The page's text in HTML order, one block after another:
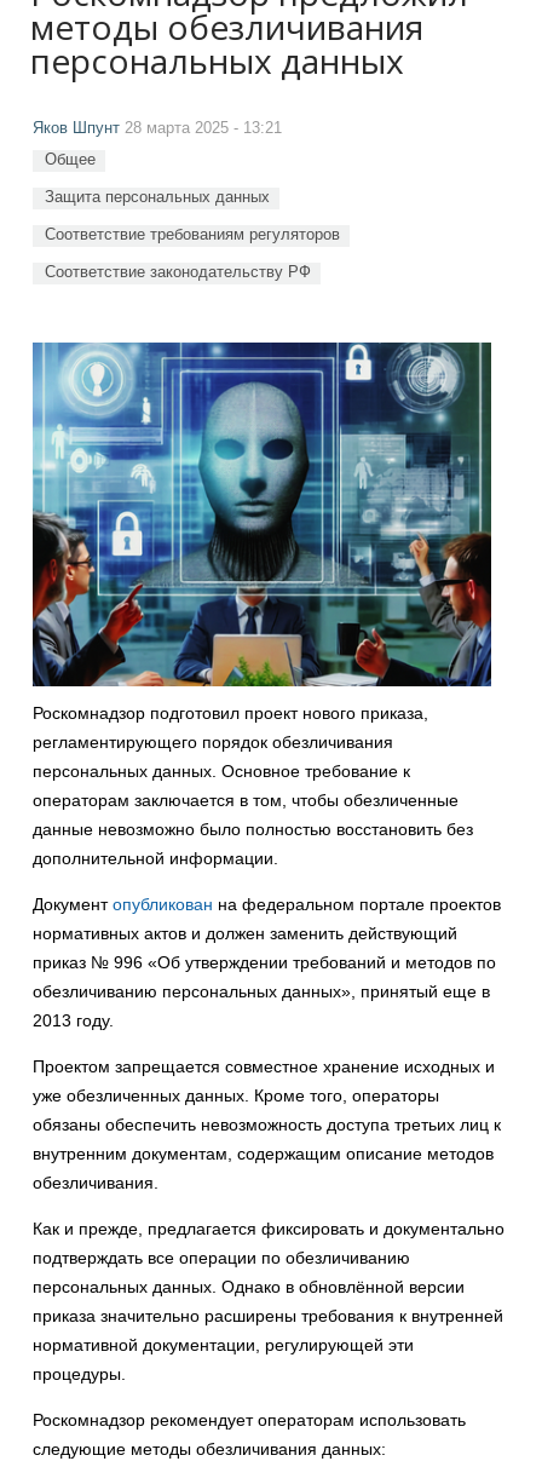
методы обезличивания
персональных данных
Яков Шпунт 28 марта 2025 - 13:21
Общее
Защита персональных данных
Соответствие требованиям регуляторов
Соответствие законодательству РФ
Роскомнадзор подготовил проект нового приказа,
регламентирующего порядок обезличивания
персональных данных. Основное требование к
операторам заключается в том, чтобы обезличенные
данные невозможно было полностью восстановить без
дополнительной информации.
Документопубликован на федеральном портале проектов
нормативных актов и должен заменить действующий
приказ № 996 «Об утверждении требований и методов по
обезличиванию персональных данных», принятый еще в
2013 году.
Проектом запрещается совместное хранение исходных и
уже обезличенных данных. Кроме того, операторы
обязаны обеспечить невозможность доступа третьих лиц к
внутренним документам, содержащим описание методов
обезличивания.
Как и прежде, предлагается фиксировать и документально
подтверждать все операции по обезличиванию
персональных данных. Однако в обновлённой версии
приказа значительно расширены требования к внутренней
нормативной документации, регулирующей эти
процедуры.
Роскомнадзор рекомендует операторам использовать
следующие методы обезличивания данных: